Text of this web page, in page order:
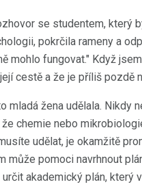
se studentem, který
pokrčila rameny a
mohlo fungovat." Když
cestě a že je příliš pozdě
mladá žena udělala.
chemie nebo
udělat, je okamžitě
může pomoci navrhnout
akademický plán, který